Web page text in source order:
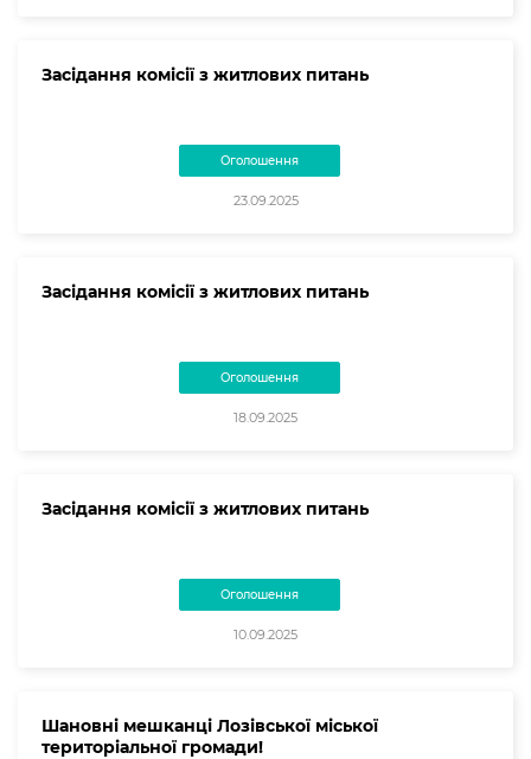
Засідання комісії з житлових питань
Оголошення
23.09.2025
Засідання комісії з житлових питань
Оголошення
18.09.2025
Засідання комісії з житлових питань
Оголошення
10.09.2025
Шановні мешканці Лозівської міської
територіальної громади!